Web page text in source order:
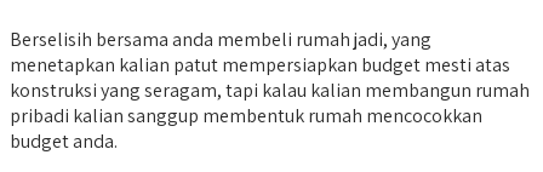
Berselisih bersama anda membeli rumah jadi, yang
menetapkan kalian patut mempersiapkan budget mesti atas
konstruksi yang seragam, tapi kalau kalian membangun rumah
pribadi kalian sanggup membentuk rumah mencocokkan
budget anda.